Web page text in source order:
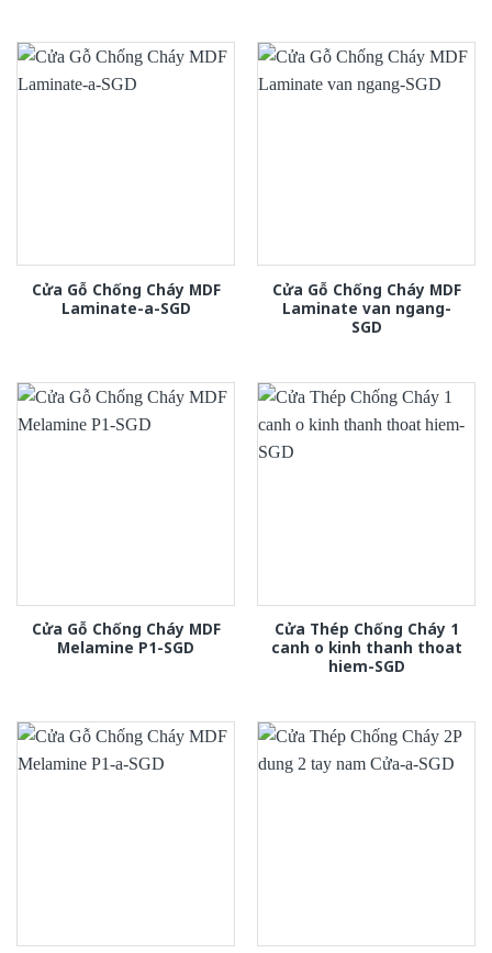
Cửa Gỗ Chống Cháy MDF
Laminate-a-SGD
Cửa Gỗ Chống Cháy MDF
Laminate van ngang-
SGD
Cửa Gỗ Chống Cháy MDF
Melamine P1-SGD
Cửa Thép Chống Cháy 1
canh o kinh thanh thoat
hiem-SGD